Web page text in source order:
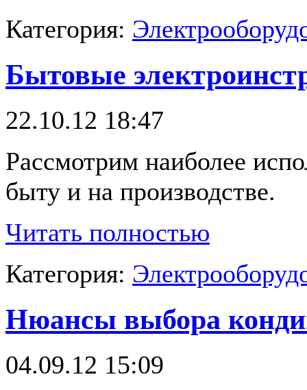
Категория:
Бытовые
22.10.12 18:47
Рассмотрим наиболее
быту и на производстве.
Читать полностью
Категория:
Нюансы выбора
04.09.12 15:09